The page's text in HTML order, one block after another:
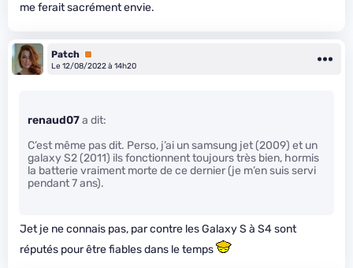
me ferait sacrément envie.
Patch Premium
Le 12/08/2022 à 14h20
renaud07a dit:
C’est même pas dit. Perso, j’ai un samsung jet (2009) et un
galaxy S2 (2011) ils fonctionnent toujours très bien, hormis
la batterie vraiment morte de ce dernier (je m’en suis servi
pendant 7 ans).
Jet je ne connais pas, par contre les Galaxy S à S4 sont
réputés pour être fiables dans le temps